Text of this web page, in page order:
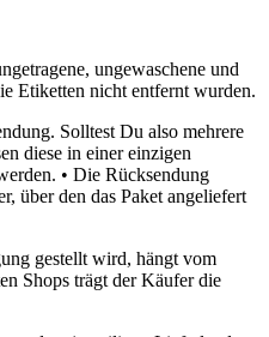
ungewaschene und
Etiketten nicht entfernt wurden.
Solltest Du also mehrere
diese in einer einzigen
• Die Rücksendung
über den das Paket angeliefert
gestellt wird, hängt vom
Shops trägt der Käufer die